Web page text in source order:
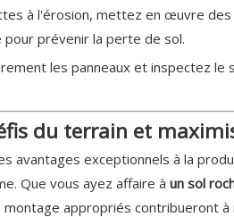
à l'érosion, mettez en œuvre
prévenir la perte de sol.
les panneaux et inspectez
du terrain et
avantages exceptionnels à la
Que vous ayez affaire à un sol
appropriés contribueront